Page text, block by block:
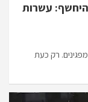
עשרות
רק כעת